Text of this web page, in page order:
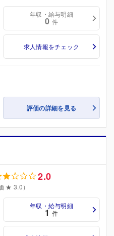
年収・給与明細
0 件
求人情報をチェック
評価の詳細を見る
2.0
★ 3.0）
年収・給与明細
1 件